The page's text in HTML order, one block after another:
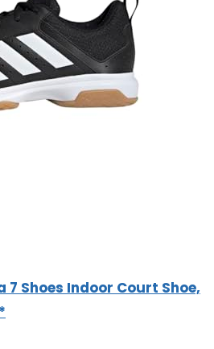
7 Shoes Indoor Court Shoe,